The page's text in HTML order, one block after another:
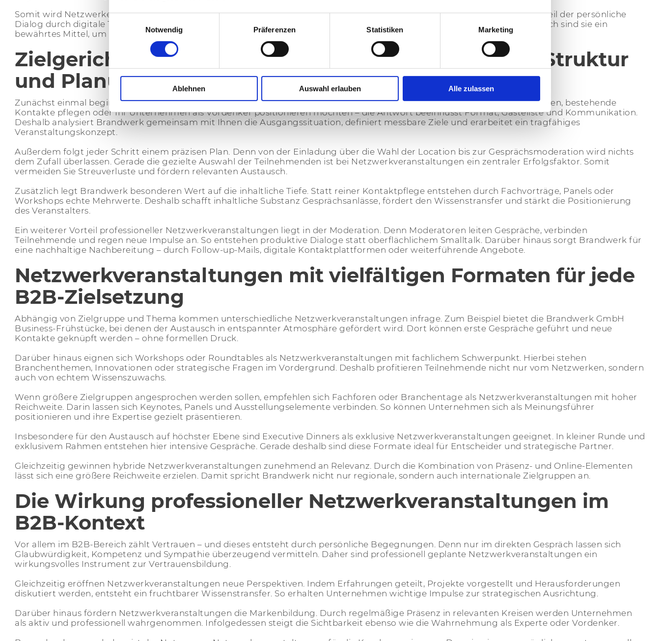
Einwilligungsauswahl
Notwendig
Präferenzen Statistiken Marketing
Ablehnen Auswahl erlauben Alle zulassen
Somit wird Netzwerken mit Brandwerk zu einem professionellen Instrument strategischer Geschäftsentwicklung. Gerade weil der persönliche
Dialog durch digitale Tools allein nicht ersetzbar ist, gewinnen reale Netzwerkveranstaltungen zunehmend an Wert. Demnach sind sie ein
bewährtes Mittel, um Präsenz zu zeigen und Beziehungen zu festigen.
Zielgerichtete Netzwerkveranstaltungen mit klarer Struktur
und Planung
Zunächst einmal beginnt jede erfolgreiche Netzwerkveranstaltung mit klar definiertenZielen. Ob Sie neue Kunden ansprechen, bestehende
Kontakte pflegen oder Ihr Unternehmen als Vordenker positionieren möchten – die Antwort beeinflusst Format, Gästeliste und Kommunikation.
Deshalb analysiert Brandwerk gemeinsam mit Ihnen die Ausgangssituation, definiert messbare Ziele und erarbeitet ein tragfähiges
Veranstaltungskonzept.
Außerdem folgt jeder Schritt einem präzisen Plan. Denn von der Einladung über die Wahl der Location bis zur Gesprächsmoderation wird nichts
dem Zufall überlassen. Gerade die gezielte Auswahl der Teilnehmenden ist bei Netzwerkveranstaltungen ein zentraler Erfolgsfaktor. Somit
vermeiden Sie Streuverluste und fördern relevanten Austausch.
Zusätzlich legt Brandwerk besonderen Wert auf die inhaltliche Tiefe. Statt reiner Kontaktpflege entstehen durch Fachvorträge, Panels oder
Workshops echte Mehrwerte. Deshalb schafft inhaltliche Substanz Gesprächsanlässe, fördert den Wissenstransfer und stärkt die Positionierung
des Veranstalters.
Ein weiterer Vorteil professioneller Netzwerkveranstaltungen liegt in der Moderation. Denn Moderatoren leiten Gespräche, verbinden
Teilnehmende und regen neue Impulse an. So entstehen produktive Dialoge statt oberflächlichem Smalltalk. Darüber hinaus sorgt Brandwerk für
eine nachhaltige Nachbereitung – durch Follow-up-Mails, digitale Kontaktplattformen oder weiterführende Angebote.
Netzwerkveranstaltungen mit vielfältigen Formaten für jede
B2B-Zielsetzung
Abhängig von Zielgruppe und Thema kommen unterschiedliche Netzwerkveranstaltungen infrage. Zum Beispiel bietet die Brandwerk GmbH
Business-Frühstücke, bei denen der Austausch in entspannter Atmosphäre gefördert wird. Dort können erste Gespräche geführt und neue
Kontakte geknüpft werden – ohne formellen Druck.
Darüber hinaus eignen sich Workshops oder Roundtables als Netzwerkveranstaltungen mit fachlichem Schwerpunkt. Hierbei stehen
Branchenthemen, Innovationen oder strategische Fragen im Vordergrund. Deshalb profitieren Teilnehmende nicht nur vom Netzwerken, sondern
auch von echtem Wissenszuwachs.
Wenn größere Zielgruppen angesprochen werden sollen, empfehlen sich Fachforen oder Branchentage als Netzwerkveranstaltungen mit hoher
Reichweite. Darin lassen sich Keynotes, Panels und Ausstellungselemente verbinden. So können Unternehmen sich als Meinungsführer
positionieren und ihre Expertise gezielt präsentieren.
Insbesondere für den Austausch auf höchster Ebene sind Executive Dinners als exklusive Netzwerkveranstaltungen geeignet. In kleiner Runde und
exklusivem Rahmen entstehen hier intensive Gespräche. Gerade deshalb sind diese Formate ideal für Entscheider und strategische Partner.
Gleichzeitig gewinnen hybride Netzwerkveranstaltungen zunehmend an Relevanz. Durch die Kombination von Präsenz- und Online-Elementen
lässt sich eine größere Reichweite erzielen. Damit spricht Brandwerk nicht nur regionale, sondern auch internationale Zielgruppen an.
Die Wirkung professioneller Netzwerkveranstaltungen im
B2B-Kontext
Vor allem im B2B-Bereich zählt Vertrauen – und dieses entsteht durch persönliche Begegnungen. Denn nur im direkten Gespräch lassen sich
Glaubwürdigkeit, Kompetenz und Sympathie überzeugend vermitteln. Daher sind professionell geplante Netzwerkveranstaltungen ein
wirkungsvolles Instrument zur Vertrauensbildung.
Gleichzeitig eröffnen Netzwerkveranstaltungen neue Perspektiven. Indem Erfahrungen geteilt, Projekte vorgestellt und Herausforderungen
diskutiert werden, entsteht ein fruchtbarer Wissenstransfer. So erhalten Unternehmen wichtige Impulse zur strategischen Ausrichtung.
Darüber hinaus fördern Netzwerkveranstaltungen die Markenbildung. Durch regelmäßige Präsenz in relevanten Kreisen werden Unternehmen
als aktiv und professionell wahrgenommen. Infolgedessen steigt die Sichtbarkeit ebenso wie die Wahrnehmung als Experte oder Vordenker.